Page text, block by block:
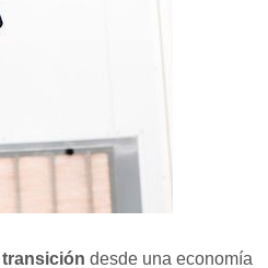
transición desde una economía